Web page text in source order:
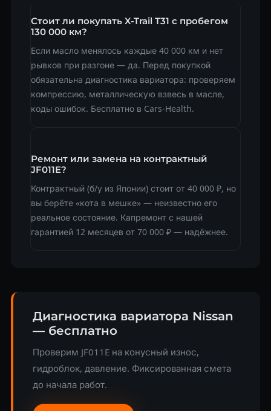
Стоит ли покупать X-Trail T31 с пробегом
130 000 км?
Если масло менялось каждые 40 000 км и нет
рывков при разгоне — да. Перед покупкой
обязательна диагностика вариатора: проверяем
компрессию, металлическую взвесь в масле,
коды ошибок. Бесплатно в Cars-Health.
Ремонт или замена на контрактный
JF011E?
Контрактный (б/у из Японии) стоит от 40 000 ₽, но
вы берёте «кота в мешке» — неизвестно его
реальное состояние. Капремонт с нашей
гарантией 12 месяцев от 70 000 ₽ — надёжнее.
Диагностика вариатора Nissan
— бесплатно
Проверим JF011E на конусный износ,
гидроблок, давление. Фиксированная смета
до начала работ.